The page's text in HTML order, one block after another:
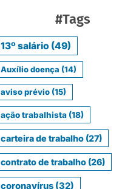
#Tags
13º salário (49)
Auxílio doença (14)
aviso prévio(15)
ação trabalhista(18)
carteira de trabalho(27)
contrato de trabalho(26)
coronavírus(32)